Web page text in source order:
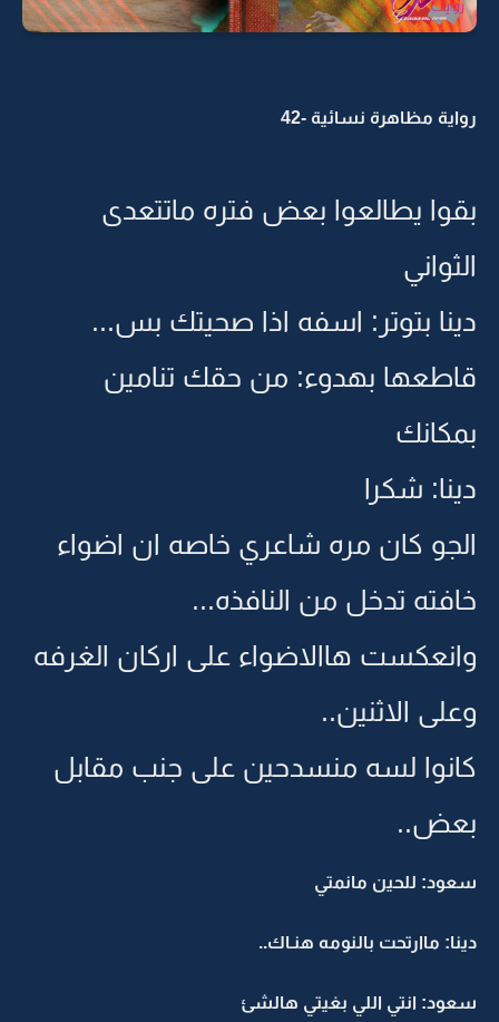
رواية مظاهرة نسائية -42
بقوا يطالعوا بعض فتره ماتتعدى
الثواني
دينا بتوتر: اسفه اذا صحيتك بس...
قاطعها بهدوء: من حقك تنامين
بمكانك
دينا: شكرا
الجو كان مره شاعري خاصه ان اضواء
خافته تدخل من النافذه...
وانعكست هاالاضواء على اركان الغرفه
وعلى الاثنين..
كانوا لسه منسدحين على جنب مقابل
بعض..
سعود: للحين مانمتي
دينا: ماارتحت بالنومه هنـاك..
سعود: انتي اللي بغيتي هالشئ